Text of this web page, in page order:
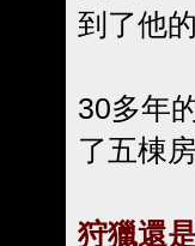
到了他
30多年
了五棟
狩獵還